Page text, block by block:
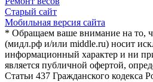
Старый сайт
Мобильная версия сайта
* Обращаем ваше внимание на то,
(мидл.рф и/или middle.ru) носит
информационный характер и ни
является публичной офертой,
Статьи 437 Гражданского кодекса